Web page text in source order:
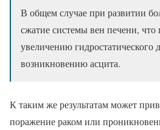
В общем случае при развитии
сжатие системы вен печени, что
увеличению гидростатического
возникновению асцита.
К таким же результатам может
поражение раком или